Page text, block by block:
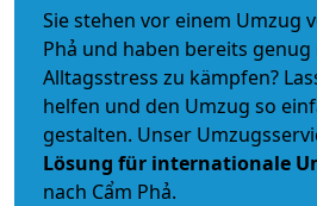
Sie stehen vor einem Umzug
Phả und haben bereits
Alltagsstress zu kämpfen?
helfen und den Umzug so
gestalten. Unser
Lösung für internationale
nach Cẩm Phả.